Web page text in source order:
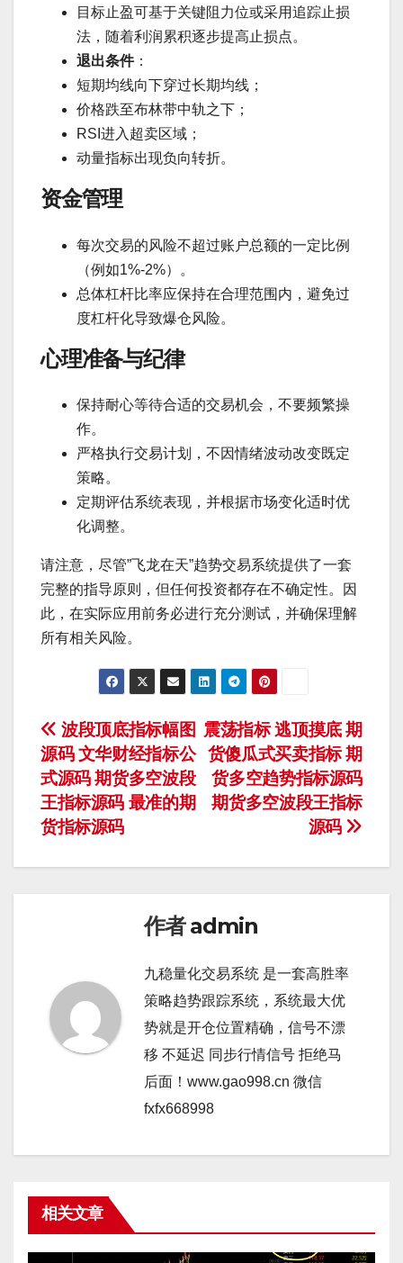
目标止盈可基于关键阻力位或采用追踪止损
法，随着利润累积逐步提高止损点。
退出条件：
短期均线向下穿过长期均线；
价格跌至布林带中轨之下；
RSI进入超卖区域；
动量指标出现负向转折。
资金管理
每次交易的风险不超过账户总额的一定比例
（例如1%-2%）。
总体杠杆比率应保持在合理范围内，避免过
度杠杆化导致爆仓风险。
心理准备与纪律
保持耐心等待合适的交易机会，不要频繁操
作。
严格执行交易计划，不因情绪波动改变既定
策略。
定期评估系统表现，并根据市场变化适时优
化调整。
请注意，尽管”飞龙在天”趋势交易系统提供了一套
完整的指导原则，但任何投资都存在不确定性。因
此，在实际应用前务必进行充分测试，并确保理解
所有相关风险。
文
章
导
航
震荡指标 逃顶摸底 期
货傻瓜式买卖指标 期
货多空趋势指标源码
期货多空波段王指标
源码
波段顶底指标幅图
源码 文华财经指标公
式源码 期货多空波段
王指标源码 最准的期
货指标源码
作者admin
九稳量化交易系统 是一套高胜率
策略趋势跟踪系统，系统最大优
势就是开仓位置精确，信号不漂
移 不延迟 同步行情信号 拒绝马
后面！www.gao998.cn 微信
fxfx668998
相关文章